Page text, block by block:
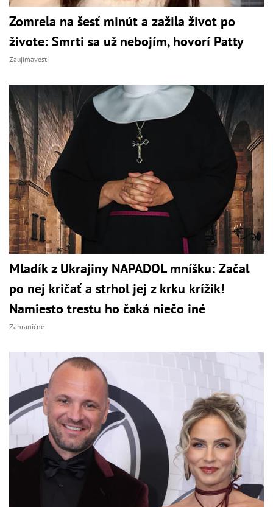
Zomrela na šesť minút a zažila život po
živote: Smrti sa už nebojím, hovorí Patty
Zaujímavosti
Mladík z Ukrajiny NAPADOL mníšku: Začal
po nej kričať a strhol jej z krku krížik!
Namiesto trestu ho čaká niečo iné
Zahraničné